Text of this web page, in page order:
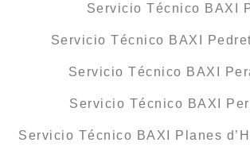
Servicio Técnico BAXI
Servicio Técnico BAXI
Servicio Técnico BAXI
Servicio Técnico BAXI
Servicio Técnico BAXI Planes